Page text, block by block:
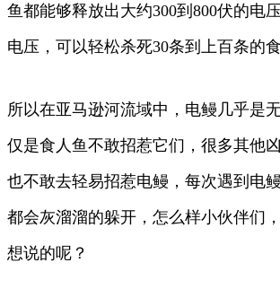
鱼都能够释放出大约300到800伏的电
电压，可以轻松杀死30条到上百条的食
所以在亚马逊河流域中，电鳗几乎是
仅是食人鱼不敢招惹它们，很多其他
也不敢去轻易招惹电鳗，每次遇到电
都会灰溜溜的躲开，怎么样小伙伴们
想说的呢？